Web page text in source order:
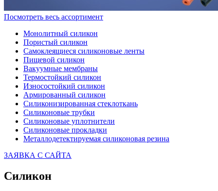
Посмотреть весь ассортимент
Монолитный силикон
Пористый силикон
Самоклеящиеся силиконовые ленты
Пищевой силикон
Вакуумные мембраны
Термостойкий силикон
Износостойкий силикон
Армированный силикон
Силиконизированная стеклоткань
Силиконовые трубки
Силиконовые уплотнители
Силиконовые прокладки
Металлодетектируемая силиконовая резина
ЗАЯВКА С САЙТА
Силикон